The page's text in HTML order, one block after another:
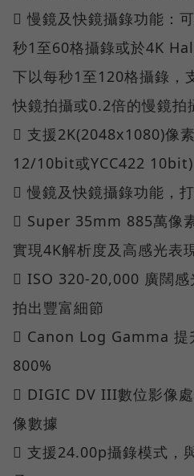
 慢鏡及快鏡攝錄功能：
秒1至60格攝錄或於4K
下以每秒1至120格攝錄，
快鏡拍攝或0.2倍的慢鏡拍
 支援2K(2048x1080)像
12/10bit或YCC422 10bit)
 慢鏡及快鏡攝錄功能，
 Super 35mm 885萬像
實現4K解析度及高感光表
 ISO 320-20,000 廣闊感
拍出豐富細節
 Canon Log Gamma 提
800%
 DIGIC DV III數位影像
像數據
 支援24.00p攝錄模式，